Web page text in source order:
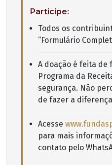
Participe:
Todos os
“Formulário
A doação é feita
Programa da
segurança. Não
de fazer a
Acesse
para mais
contato pelo